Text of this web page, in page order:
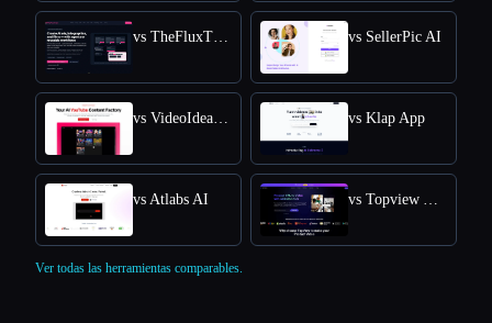
vs TheFluxTrain vs SellerPic AI
vs VideoIdeas AI vs Klap App
vs Atlabs AI vs Topview AI URL to Video
Ver todas las herramientas comparables.